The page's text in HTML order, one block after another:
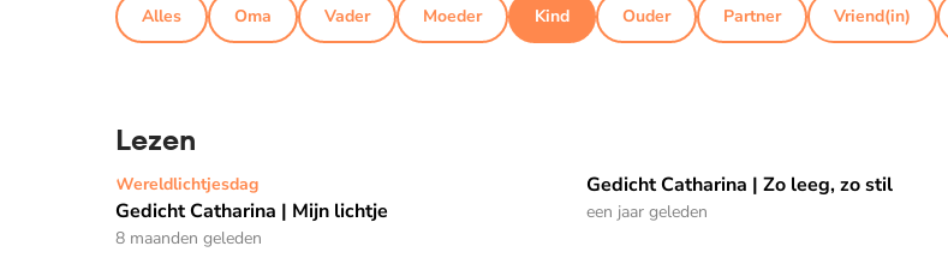
Alles Oma Vader Moeder Kind Ouder Partner Vriend(in)
Lezen
Gedicht Catharina | Mijn lichtje
Wereldlichtjesdag
Gedicht Catharina | Mijn lichtje
8 maanden geleden
Gedicht Catharina | Zo leeg, zo stil
Gedicht Catharina | Zo leeg, zo stil
een jaar geleden